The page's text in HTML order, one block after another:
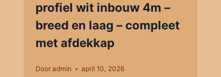
profiel wit inbouw 4m –
breed en laag – compleet
met afdekkap
Dooradmin april 10, 2026